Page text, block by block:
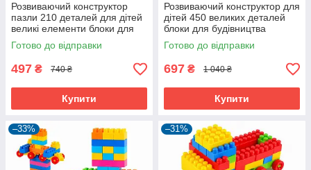
Розвиваючий конструктор
пазли 210 деталей для дітей
великі елементи блоки для
будівництва будиночків
(61214)
Готово до відправки
497 ₴ 740 ₴
Купити
Розвиваючий конструктор для
дітей 450 великих деталей
блоки для будівництва
будиночків (61215)
Готово до відправки
697 ₴ 1 040 ₴
Купити
–33% –31%